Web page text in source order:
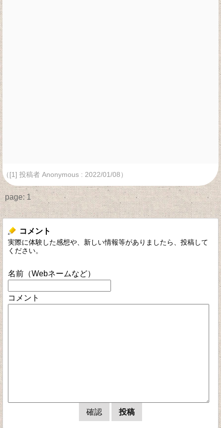
（[1] 投稿者 Anonymous : 2022/01/08）
page: 1
コメント
実際に体験した感想や、新しい情報等がありましたら、投稿して
ください。
名前（Webネームなど）
コメント